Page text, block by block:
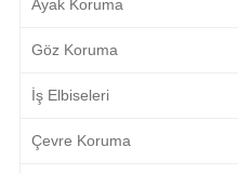
Ayak Koruma
Göz Koruma
İş Elbiseleri
Çevre Koruma